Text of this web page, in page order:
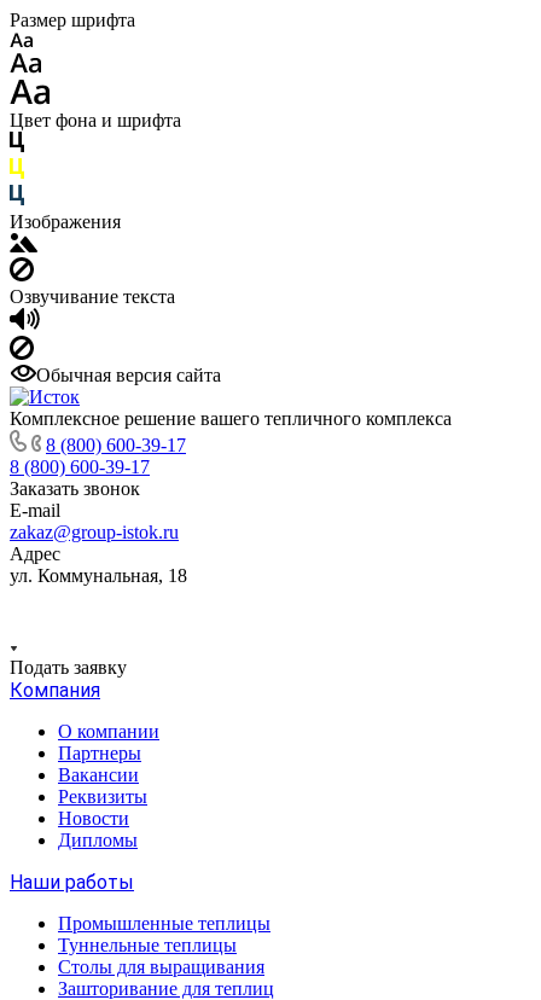
Размер шрифта
Цвет фона и шрифта
Изображения
Озвучивание текста
Обычная версия сайта
Комплексное решение вашего тепличного комплекса
8 (800) 600-39-17
8 (800) 600-39-17
Заказать звонок
E-mail
zakaz@group-istok.ru
Адрес
ул. Коммунальная, 18
Подать заявку
Компания
О компании
Партнеры
Вакансии
Реквизиты
Новости
Дипломы
Наши работы
Промышленные теплицы
Туннельные теплицы
Столы для выращивания
Зашторивание для теплиц